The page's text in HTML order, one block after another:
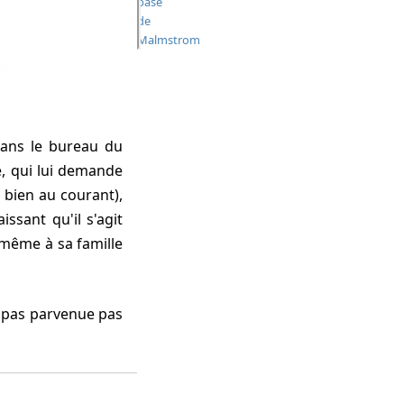
de
Malmstrom
le bureau du
qui lui demande
au courant),
qu'il s'agit
à sa famille
parvenue pas